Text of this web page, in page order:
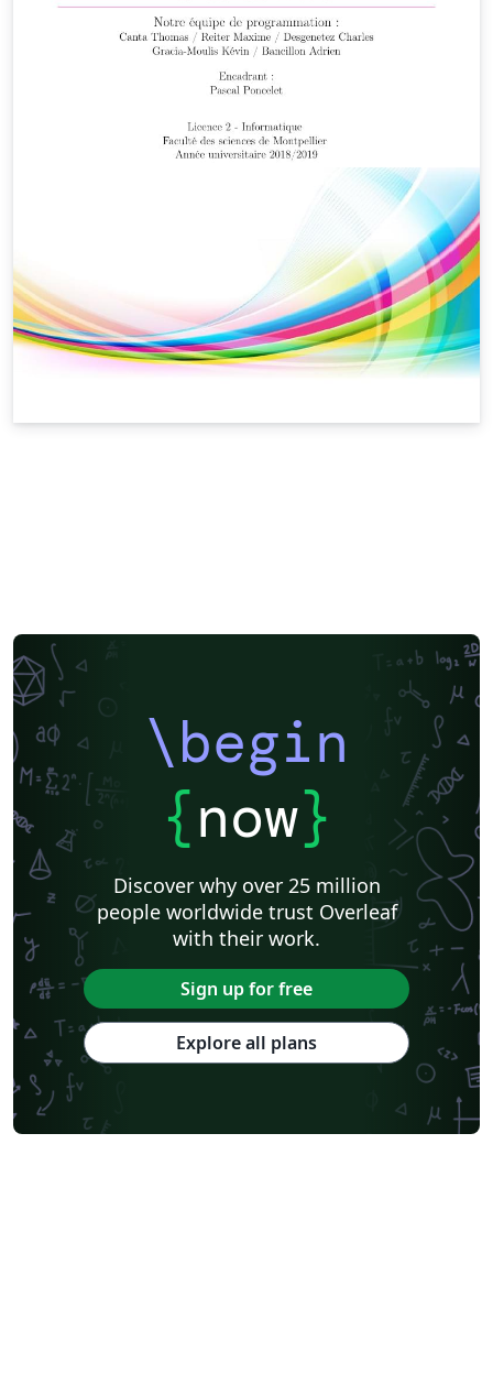
\begin
{now}
Discover why over 25 million
people worldwide trust Overleaf
with their work.
Sign up for free
Explore all plans